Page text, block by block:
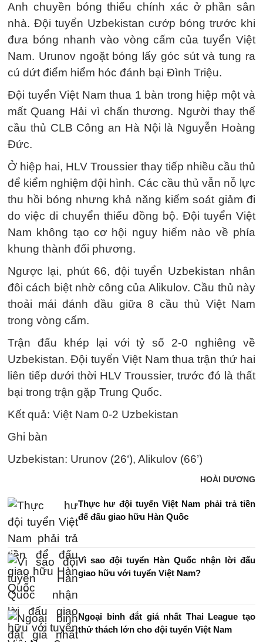
Anh chuyền bóng thiếu chính xác ở phần sân
nhà. Đội tuyển Uzbekistan cướp bóng trước khi
đưa bóng nhanh vào vòng cấm của tuyển Việt
Nam. Urunov ngoặt bóng lấy góc sút và tung ra
cú dứt điểm hiểm hóc đánh bại Đình Triệu.
Đội tuyển Việt Nam thua 1 bàn trong hiệp một và
mất Quang Hải vì chấn thương. Người thay thế
cầu thủ CLB Công an Hà Nội là Nguyễn Hoàng
Đức.
Ở hiệp hai, HLV Troussier thay tiếp nhiều cầu thủ
để kiểm nghiệm đội hình. Các cầu thủ vẫn nỗ lực
thu hồi bóng nhưng khả năng kiểm soát giảm đi
do việc di chuyển thiếu đồng bộ. Đội tuyển Việt
Nam không tạo cơ hội nguy hiểm nào về phía
khung thành đối phương.
Ngược lại, phút 66, đội tuyển Uzbekistan nhân
đôi cách biệt nhờ công của Alikulov. Cầu thủ này
thoải mái đánh đầu giữa 8 cầu thủ Việt Nam
trong vòng cấm.
Trận đấu khép lại với tỷ số 2-0 nghiêng về
Uzbekistan. Đội tuyển Việt Nam thua trận thứ hai
liên tiếp dưới thời HLV Troussier, trước đó là thất
bại trong trận gặp Trung Quốc.
Kết quả: Việt Nam 0-2 Uzbekistan
Ghi bàn
Uzbekistan: Urunov (26‘), Alikulov (66’)
HOÀI DƯƠNG
Thực hư đội tuyển Việt Nam phải trả tiền
để đấu giao hữu Hàn Quốc
Vì sao đội tuyển Hàn Quốc nhận lời đấu
giao hữu với tuyển Việt Nam?
Ngoại binh đắt giá nhất Thai League tạo
thử thách lớn cho đội tuyển Việt Nam